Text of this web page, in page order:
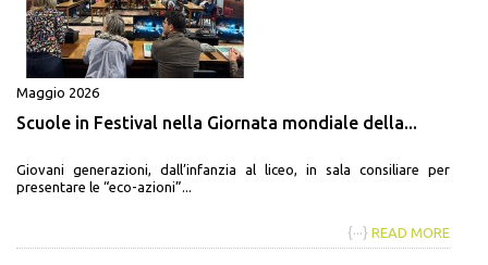
Maggio 2026
Scuole in Festival nella Giornata mondiale della...
Giovani generazioni, dall’infanzia al liceo, in sala consiliare per
presentare le “eco-azioni”...
{···} READ MORE